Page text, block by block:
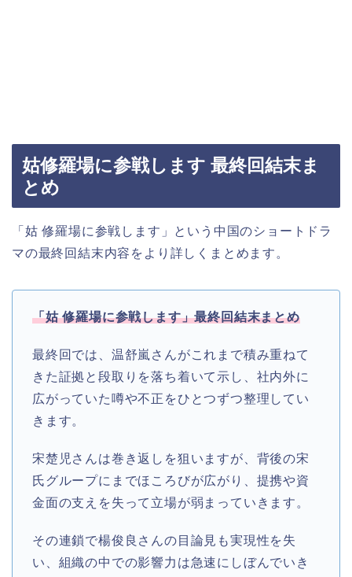
姑修羅場に参戦します 最終回結末ま
とめ
「姑 修羅場に参戦します」という中国のショートドラ
マの最終回結末内容をより詳しくまとめます。
「姑 修羅場に参戦します」最終回結末まとめ
最終回では、温舒嵐さんがこれまで積み重ねて
きた証拠と段取りを落ち着いて示し、社内外に
広がっていた噂や不正をひとつずつ整理してい
きます。
宋楚児さんは巻き返しを狙いますが、背後の宋
氏グループにまでほころびが広がり、提携や資
金面の支えを失って立場が弱まっていきます。
その連鎖で楊俊良さんの目論見も実現性を失
い、組織の中での影響力は急速にしぼんでいき